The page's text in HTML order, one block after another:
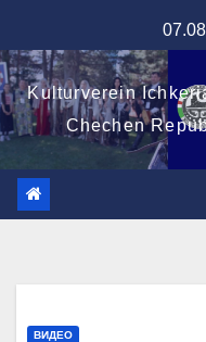
к
содержимому
Kulturverein
Chechen
ВИДЕО